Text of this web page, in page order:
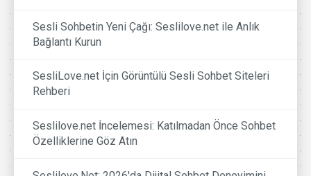
Sesli Sohbetin Yeni Çağı: Seslilove.net ile Anlık
Bağlantı Kurun
SesliLove.net İçin Görüntülü Sesli Sohbet Siteleri
Rehberi
Seslilove.net İncelemesi: Katılmadan Önce Sohbet
Özelliklerine Göz Atın